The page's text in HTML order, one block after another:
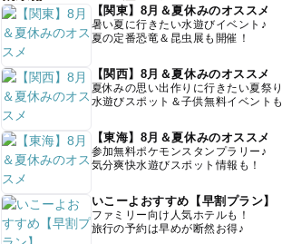
【関東】8月＆夏休みのオススメ
暑い夏に行きたい水遊びイベント♪
夏の定番恐竜＆昆虫展も開催！
【関西】8月＆夏休みのオススメ
夏休みの思い出作りに行きたい夏祭り
水遊びスポット＆子供無料イベントも
【東海】8月＆夏休みのオススメ
参加無料ポケモンスタンプラリー♪
気分爽快水遊びスポット情報も！
いこーよおすすめ【早割プラン】
ファミリー向け人気ホテルも！
旅行の予約は早めが断然お得♪